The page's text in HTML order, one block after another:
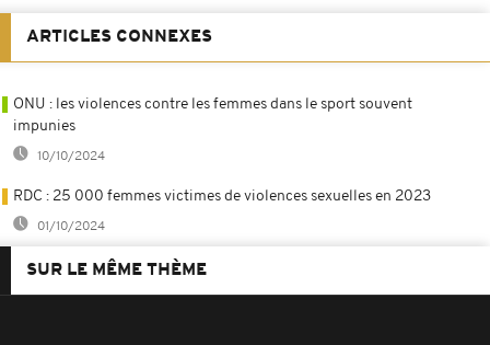
ARTICLES CONNEXES
ONU : les violences contre les femmes dans le sport souvent
impunies
10/10/2024
RDC : 25 000 femmes victimes de violences sexuelles en 2023
01/10/2024
SUR LE MÊME THÈME